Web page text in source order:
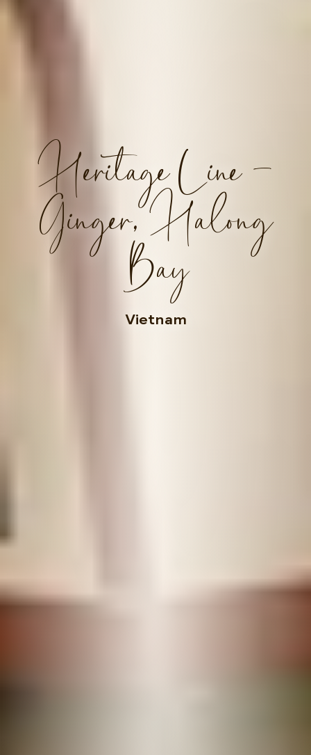
Heritage Line -
Ginger, Halong
Bay
Vietnam